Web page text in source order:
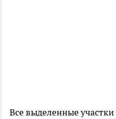
Все выделенные